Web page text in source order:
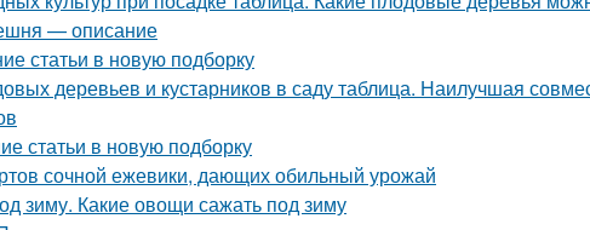
— описание
статьи в новую подборку
деревьев и кустарников в саду таблица. Наилучшая
статьи в новую подборку
сочной ежевики, дающих обильный урожай
зиму. Какие овощи сажать под зиму